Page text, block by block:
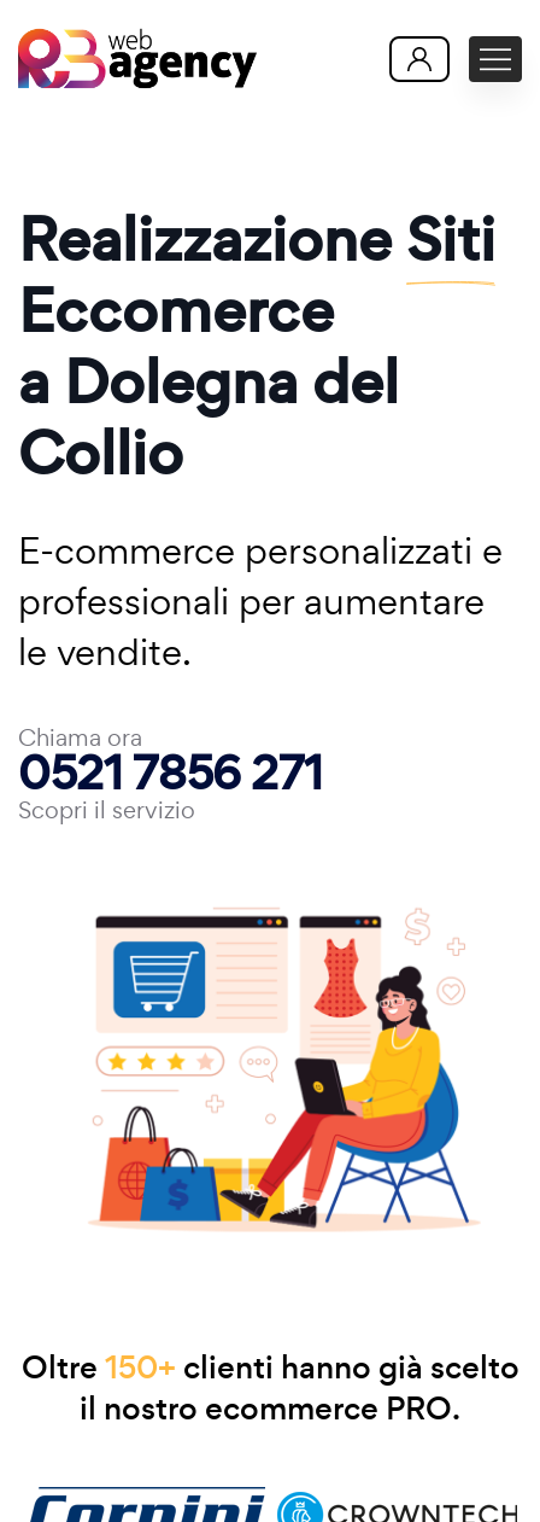
RealizzazioneSiti
Eccomerce
a Dolegna del
Collio
E-commerce personalizzati e
professionali per aumentare
le vendite.
Chiama ora
0521 7856 271
Scopri il servizio
Oltre150+ clienti hanno già scelto
il nostro ecommerce PRO.